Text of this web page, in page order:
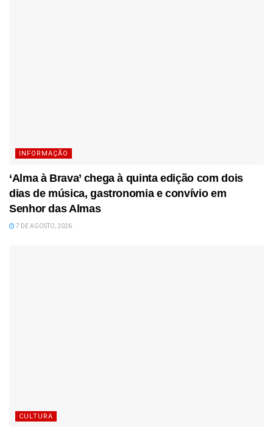
INFORMAÇÃO
‘Alma à Brava’ chega à quinta edição com dois
dias de música, gastronomia e convívio em
Senhor das Almas
7 DE AGOSTO, 2026
CULTURA